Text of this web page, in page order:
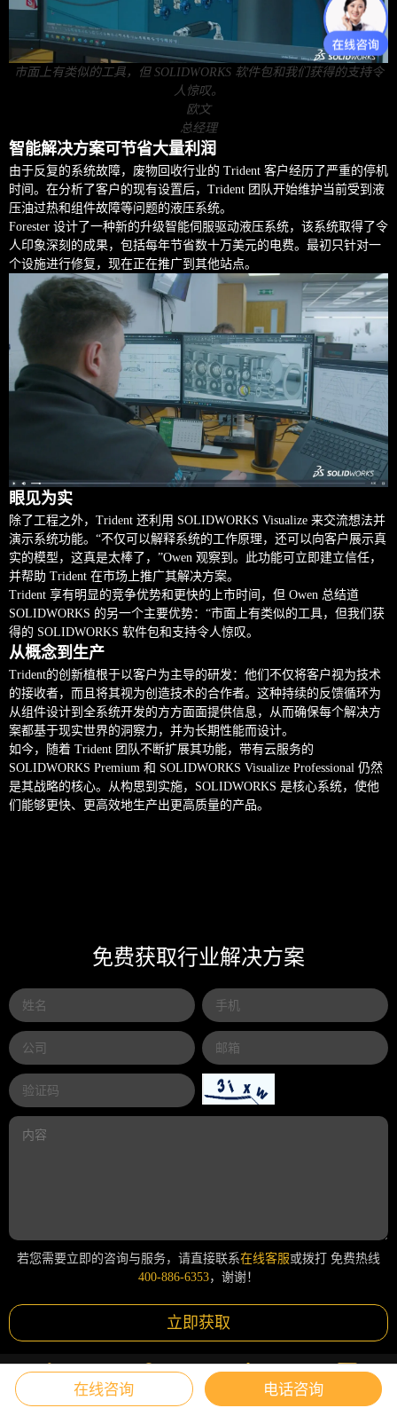
市面上有类似的工具，但 SOLIDWORKS 软件包和我们获得的支持令
人惊叹。
欧文
总经理
智能解决方案可节省大量利润
由于反复的系统故障，废物回收行业的 Trident 客户经历了严重的停机
时间。在分析了客户的现有设置后，Trident 团队开始维护当前受到液
压油过热和组件故障等问题的液压系统。
Forester 设计了一种新的升级智能伺服驱动液压系统，该系统取得了令
人印象深刻的成果，包括每年节省数十万美元的电费。最初只针对一
个设施进行修复，现在正在推广到其他站点。
眼见为实
除了工程之外，Trident 还利用 SOLIDWORKS Visualize 来交流想法并
演示系统功能。“不仅可以解释系统的工作原理，还可以向客户展示真
实的模型，这真是太棒了，”Owen 观察到。此功能可立即建立信任，
并帮助 Trident 在市场上推广其解决方案。
Trident 享有明显的竞争优势和更快的上市时间，但 Owen 总结道
SOLIDWORKS 的另一个主要优势：“市面上有类似的工具，但我们获
得的 SOLIDWORKS 软件包和支持令人惊叹。
从概念到生产
Trident的创新植根于以客户为主导的研发：他们不仅将客户视为技术
的接收者，而且将其视为创造技术的合作者。这种持续的反馈循环为
从组件设计到全系统开发的方方面面提供信息，从而确保每个解决方
案都基于现实世界的洞察力，并为长期性能而设计。
如今，随着 Trident 团队不断扩展其功能，带有云服务的
SOLIDWORKS Premium 和 SOLIDWORKS Visualize Professional 仍然
是其战略的核心。从构思到实施，SOLIDWORKS 是核心系统，使他
们能够更快、更高效地生产出更高质量的产品。
免费获取行业解决方案
若您需要立即的咨询与服务，请直接联系在线客服或拨打 免费热线
400-886-6353，谢谢！
立即获取
在线咨询 电话咨询